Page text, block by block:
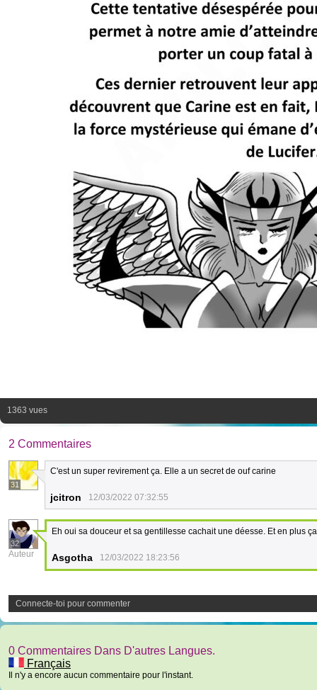
1363 vues
2 Commentaires
31
C'est un super revirement ça. Elle a un secret de ouf carine
jcitron 12/03/2022 07:32:55
32
Auteur
Eh oui sa douceur et sa gentillesse cachait une déesse. Et en plus
Asgotha 12/03/2022 18:23:56
Connecte-toi pour commenter
0 Commentaires Dans D'autres Langues.
Français
Il n'y a encore aucun commentaire pour l'instant.